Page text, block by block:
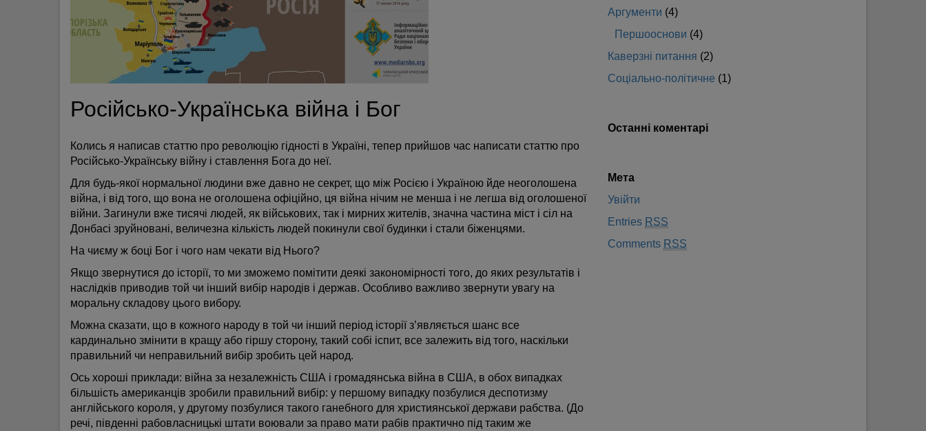
Російсько-Українська війна і Бог
Колись я написав статтю про революцію гідності в Україні, тепер прийшов час написати статтю про
Російсько-Українську війну і ставлення Бога до неї.
Для будь-якої нормальної людини вже давно не секрет, що між Росією і Україною йде неоголошена
війна, і від того, що вона не оголошена офіційно, ця війна нічим не менша і не легша від оголошеної
війни. Загинули вже тисячі людей, як військових, так і мирних жителів, значна частина міст і сіл на
Донбасі зруйновані, величезна кількість людей покинули свої будинки і стали біженцями.
На чиєму ж боці Бог і чого нам чекати від Нього?
Якщо звернутися до історії, то ми зможемо помітити деякі закономірності того, до яких результатів і
наслідків приводив той чи інший вибір народів і держав. Особливо важливо звернути увагу на
моральну складову цього вибору.
Можна сказати, що в кожного народу в той чи інший період історії з’являється шанс все
кардинально змінити в кращу або гіршу сторону, такий собі іспит, все залежить від того, наскільки
правильний чи неправильний вибір зробить цей народ.
Ось хороші приклади: війна за незалежність США і громадянська війна в США, в обох випадках
більшість американців зробили правильний вибір: у першому випадку позбулися деспотизму
англійського короля, у другому позбулися такого ганебного для християнської держави рабства. (До
речі, південні рабовласницькі штати воювали за право мати рабів практично під таким же
Аргументи (4)
Першооснови (4)
Каверзні питання (2)
Соціально-політичне (1)
Останні коментарі
Мета
Увійти
Entries RSS
Comments RSS